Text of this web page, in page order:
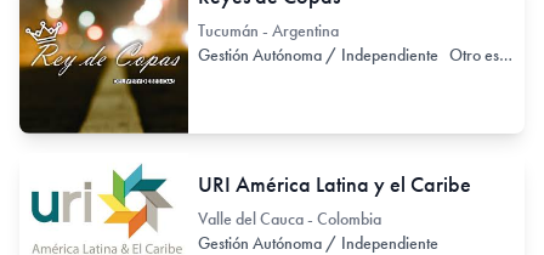
Tucumán - Argentina
Gestión Autónoma / Independiente Otro espacio no exclusivo de arte
URI América Latina y el Caribe
Valle del Cauca - Colombia
Gestión Autónoma / Independiente